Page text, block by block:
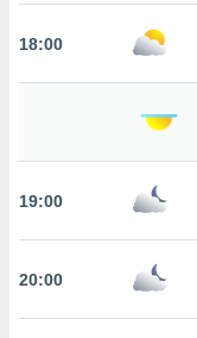
no
18:00
19:00
20:00